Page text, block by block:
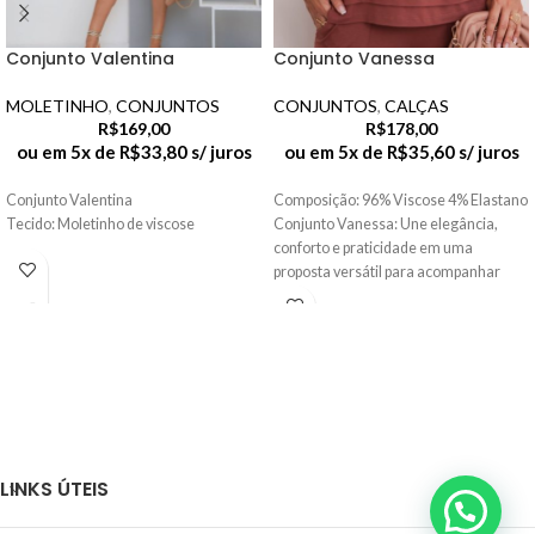
Conjunto Valentina
MOLETINHO, CONJUNTOS
R$169,00
ou em 5x de R$33,80 s/ juros
Conjunto Valentina
Tecido: Moletinho de viscose
Conjunto Vanessa
CONJUNTOS, CALÇAS
R$178,00
ou em 5x de R$35,60 s/ juros
Composição: 96% Viscose 4% Elastano
Conjunto Vanessa: Une elegância,
conforto e praticidade em uma
proposta versátil para acompanhar
você em
LINKS ÚTEIS